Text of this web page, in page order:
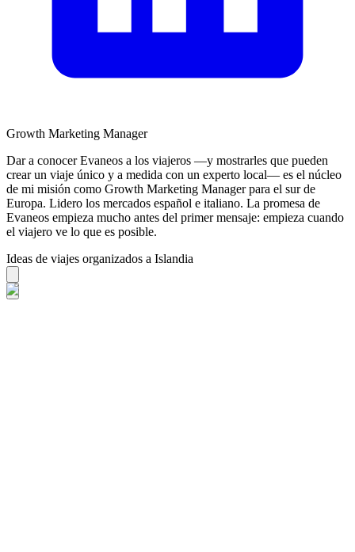
Growth Marketing Manager
Dar a conocer Evaneos a los viajeros —y mostrarles que pueden
crear un viaje único y a medida con un experto local— es el núcleo
de mi misión como Growth Marketing Manager para el sur de
Europa. Lidero los mercados español e italiano. La promesa de
Evaneos empieza mucho antes del primer mensaje: empieza cuando
el viajero ve lo que es posible.
Ideas de viajes organizados a Islandia